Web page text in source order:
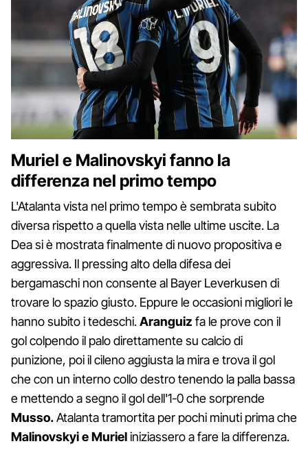
Muriel e Malinovskyi fanno la
differenza nel primo tempo
L'Atalanta vista nel primo tempo è sembrata subito
diversa rispetto a quella vista nelle ultime uscite. La
Dea si è mostrata finalmente di nuovo propositiva e
aggressiva. Il pressing alto della difesa dei
bergamaschi non consente al Bayer Leverkusen di
trovare lo spazio giusto. Eppure le occasioni migliori le
hanno subito i tedeschi.Aranguiz fa le prove con il
gol colpendo il palo direttamente su calcio di
punizione, poi il cileno aggiusta la mira e trova il gol
che con un interno collo destro tenendo la palla bassa
e mettendo a segno il gol dell'1-0 che sorprende
Musso.Atalanta tramortita per pochi minuti prima che
Malinovskyi e Murieliniziassero a fare la differenza.